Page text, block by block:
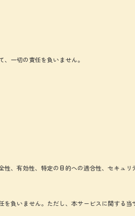
一切の責任を負いません。
、有効性、特定の目的への適合性、セキュ
負いません。ただし、本サービスに関する